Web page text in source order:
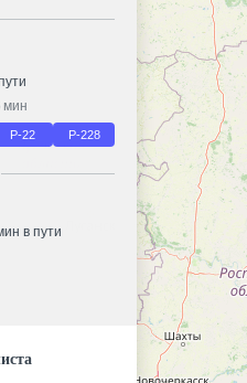
мин
Р-22 Р-228
в пути